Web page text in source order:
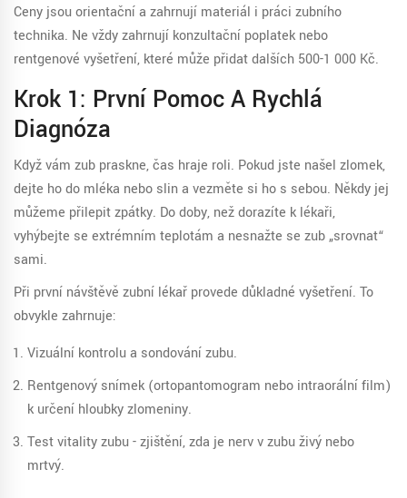
Ceny jsou orientační a zahrnují materiál i práci zubního
technika. Ne vždy zahrnují konzultační poplatek nebo
rentgenové vyšetření, které může přidat dalších 500-1 000 Kč.
Krok 1: První Pomoc A Rychlá
Diagnóza
Když vám zub praskne, čas hraje roli. Pokud jste našel zlomek,
dejte ho do mléka nebo slin a vezměte si ho s sebou. Někdy jej
můžeme přilepit zpátky. Do doby, než dorazíte k lékaři,
vyhýbejte se extrémním teplotám a nesnažte se zub „srovnat“
sami.
Při první návštěvě zubní lékař provede důkladné vyšetření. To
obvykle zahrnuje:
Vizuální kontrolu a sondování zubu.
Rentgenový snímek (ortopantomogram nebo intraorální film)
k určení hloubky zlomeniny.
Test vitality zubu - zjištění, zda je nerv v zubu živý nebo
mrtvý.